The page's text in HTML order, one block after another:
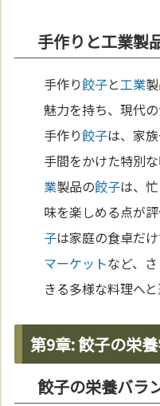
手作りと工業製
手作り餃子と工業
魅力を持ち、現代
手作り餃子は、家
手間をかけた特別
業製品の餃子は、
味を楽しめる点が
子は家庭の食卓だ
マーケットなど、
きる多様な料理へと
第9章: 餃子の栄
餃子の栄養バラ